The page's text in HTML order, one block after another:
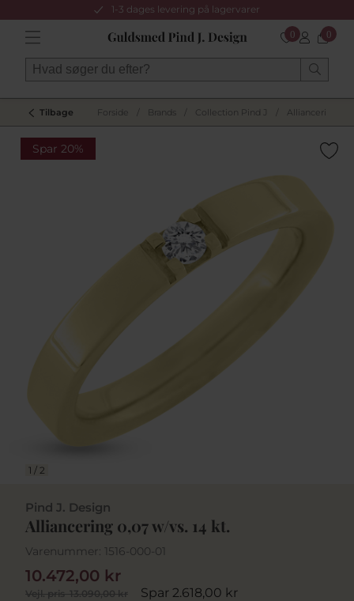
1-3 dages levering på lagervarer
0 0
Tilbage Forside Brands Collection Pind J Allianceringe
Spar 20%
1 / 2
Pind J. Design
Alliancering 0,07 w/vs. 14 kt.
Varenummer: 1516-000-01
Vejl. pris13.090,00 kr Spar 2.618,00 kr
10.472,00 kr